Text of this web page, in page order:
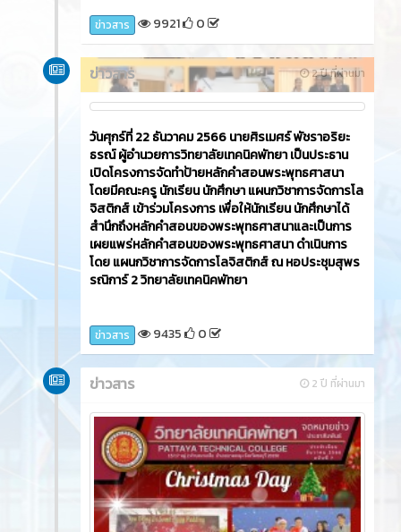
ข่าวสาร 9921 0
2 ปี ที่ผ่านมา
ข่าวสาร
วันศุกร์ที่ 22 ธันวาคม 2566​ นายศิรเมศร์ พัชราอริยะ
ธรณ์ ผู้อำนวยการวิทยาลัยเทคนิคพัทยา เป็นประธาน
เปิดโครงการจัดทำป้ายหลักคำสอนพระพุทธศาสนา
โดยมีคณะครู นักเรียน นักศึกษา แผนกวิชาการจัดการโล
จิสติกส์ เข้าร่วมโครงการ เพื่อให้นักเรียน นักศึกษาได้
สำนึกถึงหลักคำสอนของพระพุทธศาสนาและเป็นการ
เผยแพร่หลักคำสอนของพระพุทธศาสนา ดำเนินการ
โดย แผนกวิชาการจัดการโลจิสติกส์ ณ หอประชุมสุพร
รณิการ์ 2 วิทยาลัยเทคนิคพัทยา
ข่าวสาร 9435 0
2 ปี ที่ผ่านมา
ข่าวสาร